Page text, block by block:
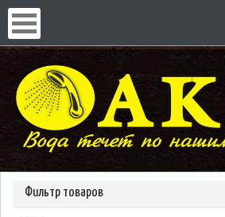
Фильтр товаров